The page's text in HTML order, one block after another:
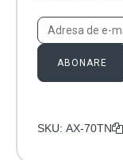
ABONARE
SKU: AX-70TN